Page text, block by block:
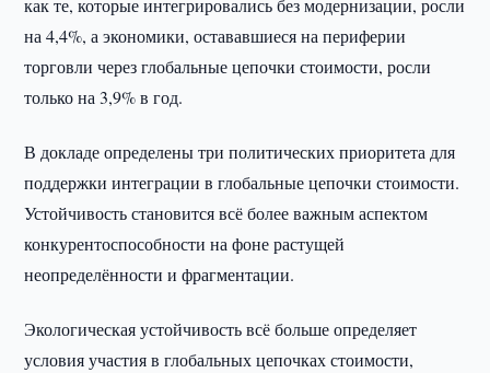
как те, которые интегрировались без модернизации, росли
на 4,4%, а экономики, остававшиеся на периферии
торговли через глобальные цепочки стоимости, росли
только на 3,9% в год.
В докладе определены три политических приоритета для
поддержки интеграции в глобальные цепочки стоимости.
Устойчивость становится всё более важным аспектом
конкурентоспособности на фоне растущей
неопределённости и фрагментации.
Экологическая устойчивость всё больше определяет
условия участия в глобальных цепочках стоимости,